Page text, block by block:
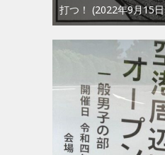
打つ！
2022年9月15日